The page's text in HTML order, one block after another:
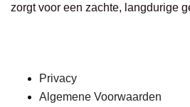
zorgt voor een zachte, langdurige
Privacy
Algemene Voorwaarden